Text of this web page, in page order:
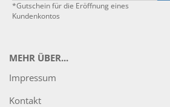
*Gutschein für die Eröffnung eines
Kundenkontos
MEHR ÜBER...
Impressum
Kontakt